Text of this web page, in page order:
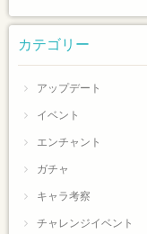
カテゴリー
アップデート
イベント
エンチャント
ガチャ
キャラ考察
チャレンジイベント